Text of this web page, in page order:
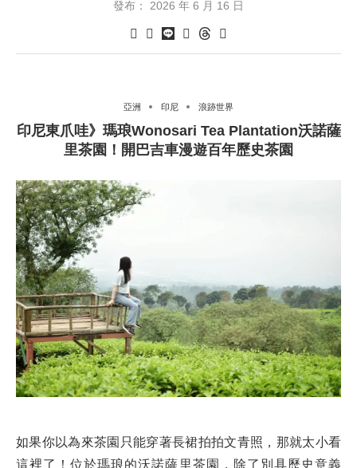
發布： 2026 年 6 月 16 日
亞洲 印尼 浪跡世界
印尼東爪哇》瑪琅Wonosari Tea Plantation沃諾薩
里茶園！開巴吉車漫遊百年歷史茶園
如果你以為來茶園只能穿著長裙拍拍文青照，那就太小看
這裡了！位於瑪琅的沃諾薩里茶園，除了別具歷史意義